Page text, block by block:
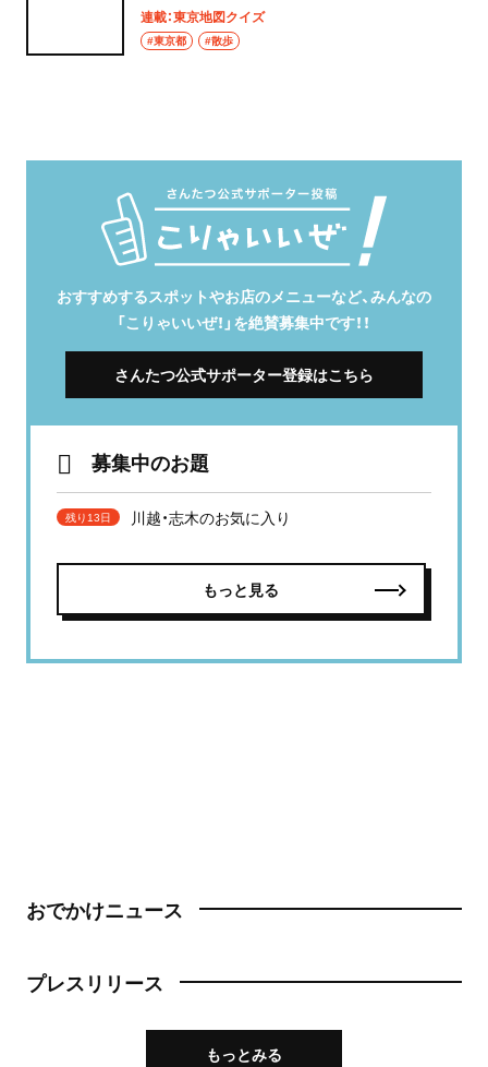
連載：東京地図クイズ
#東京都 #散歩
おすすめするスポットやお店のメニューなど、みんなの
「こりゃいいぜ！」を絶賛募集中です！！
さんたつ公式サポーター登録はこちら
募集中のお題
残り13日 川越・志木のお気に入り
もっと見る
おでかけニュース
プレスリリース
もっとみる